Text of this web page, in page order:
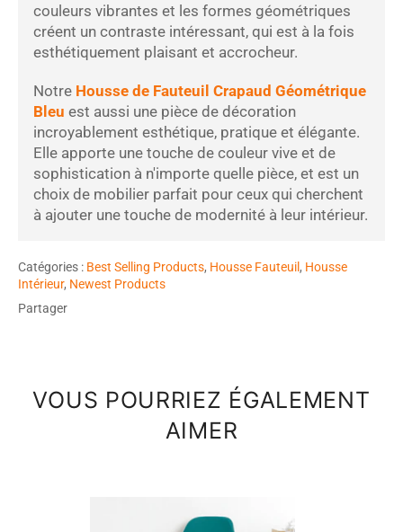
couleurs vibrantes et les formes géométriques
créent un contraste intéressant, qui est à la fois
esthétiquement plaisant et accrocheur.
Notre Housse de Fauteuil Crapaud Géométrique
Bleu est aussi une pièce de décoration
incroyablement esthétique, pratique et élégante.
Elle apporte une touche de couleur vive et de
sophistication à n'importe quelle pièce, et est un
choix de mobilier parfait pour ceux qui cherchent
à ajouter une touche de modernité à leur intérieur.
Catégories : Best Selling Products, Housse Fauteuil , Housse
Intérieur, Newest Products
Partager
VOUS POURRIEZ ÉGALEMENT
AIMER